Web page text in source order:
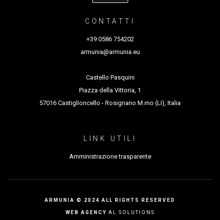
CONTATTI
+39 0586 754202
armunia@armunia.eu
Castello Pasquini
Piazza della Vittoria, 1
57016 Castiglioncello - Rosignano M.mo (LI), Italia
LINK UTILI
Amministrazione trasparente
ARMUNIA © 2024 ALL RIGHTS RESERVED
WEB AGENCY AL SOLUTIONS